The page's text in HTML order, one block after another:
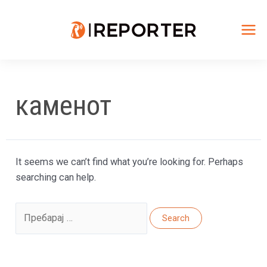
каменот
It seems we can’t find what you’re looking for. Perhaps
searching can help.